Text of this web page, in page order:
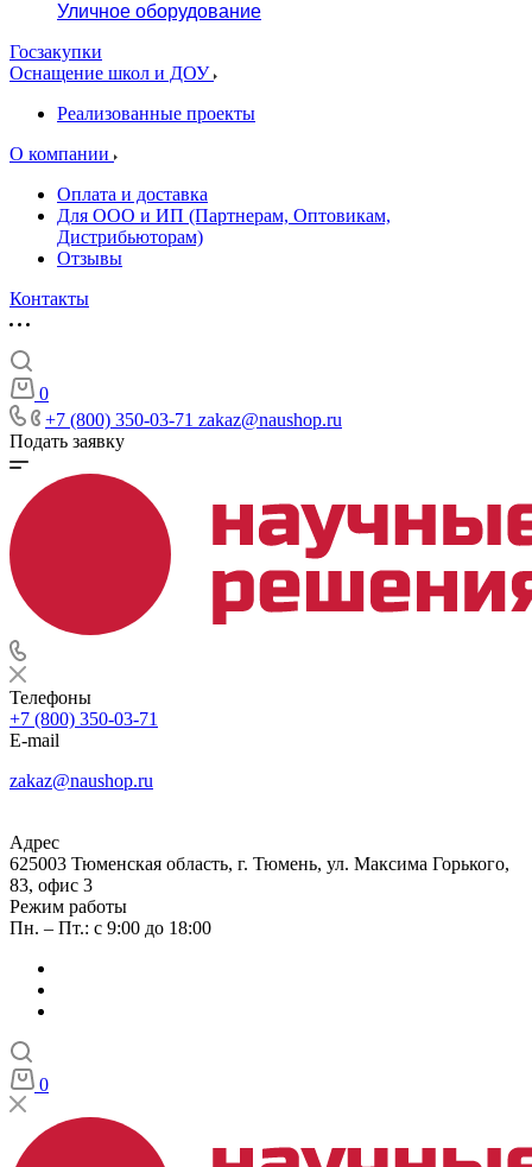
Уличное оборудование
Госзакупки
Оснащение школ и ДОУ
Реализованные проекты
О компании
Оплата и доставка
Для ООО и ИП (Партнерам, Оптовикам,
Дистрибьюторам)
Отзывы
Контакты
0
+7 (800) 350-03-71 zakaz@naushop.ru
Подать заявку
Телефоны
+7 (800) 350-03-71
E-mail
zakaz@naushop.ru
Адрес
625003 Тюменская область, г. Тюмень, ул. Максима Горького,
83, офис 3
Режим работы
Пн. – Пт.: с 9:00 до 18:00
0